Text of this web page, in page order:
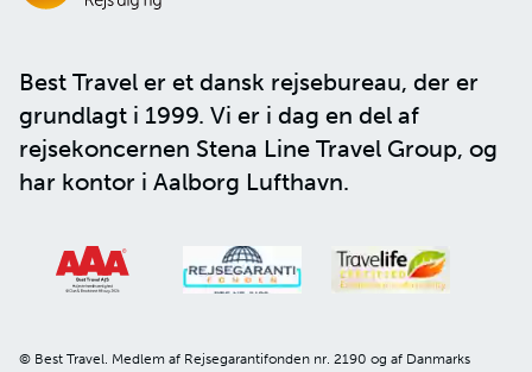
Best Travel er et dansk rejsebureau, der er
grundlagt i 1999. Vi er i dag en del af
rejsekoncernen Stena Line Travel Group, og
har kontor i Aalborg Lufthavn.
© Best Travel. Medlem af Rejsegarantifonden nr. 2190 og af Danmarks